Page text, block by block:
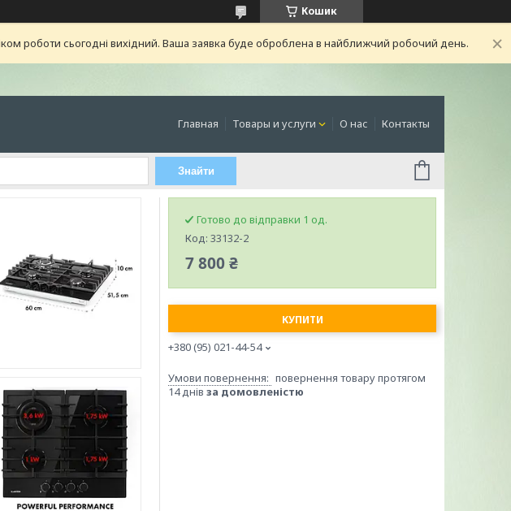
Кошик
роботи сьогодні вихідний. Ваша заявка буде оброблена в найближчий робочий день.
Главная Товары и услуги О нас Контакты
Знайти
Готово до відправки 1 од.
Код: 33132-2
7 800 ₴
КУПИТИ
+380 (95) 021-44-54
повернення товару протягом
14 днів за домовленістю